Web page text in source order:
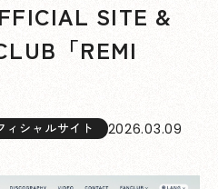
SITE &
「REMI
ィシャルサイト 2026.03.09